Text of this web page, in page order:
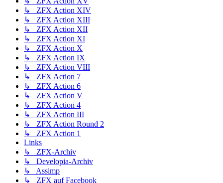
↳ ZFX Action XIV
↳ ZFX Action XIII
↳ ZFX Action XII
↳ ZFX Action XI
↳ ZFX Action X
↳ ZFX Action IX
↳ ZFX Action VIII
↳ ZFX Action 7
↳ ZFX Action 6
↳ ZFX Action V
↳ ZFX Action 4
↳ ZFX Action III
↳ ZFX Action Round 2
↳ ZFX Action 1
Links
↳ ZFX-Archiv
↳ Developia-Archiv
↳ Assimp
↳ ZFX auf Facebook